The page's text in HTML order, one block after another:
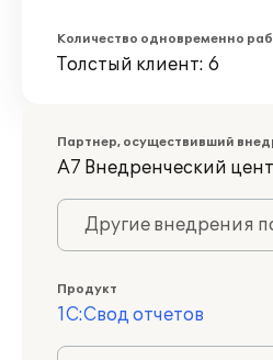
Количество одновременно
Толстый клиент: 6
Партнер, осуществивший
А7 Внедренческий
Другие внедрения
Продукт
1С:Свод отчетов